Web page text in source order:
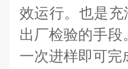
效运行。也是
出厂检验的手段
一次进样即可完